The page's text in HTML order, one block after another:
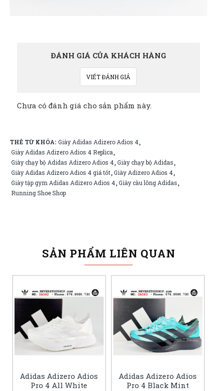
ĐÁNH GIÁ CỦA KHÁCH HÀNG
VIẾT ĐÁNH GIÁ
Chưa có đánh giá cho sản phẩm này.
THẺ TỪ KHÓA: Giày Adidas Adizero Adios 4,
Giày Adidas Adizero Adios 4 Replica,
Giày chạy bộ Adidas Adizero Adios 4,Giày chạy bộ Adidas,
Giày Adidas Adizero Adios 4 giá tốt,Giày Adizero Adios 4,
Giày tập gym Adidas Adizero Adios 4,Giày cầu lông Adidas,
Running Shoe Shop
SẢN PHẨM LIÊN QUAN
Adidas Adizero Adios
Pro 4 All White
Adidas Adizero Adios
Pro 4 Black Mint